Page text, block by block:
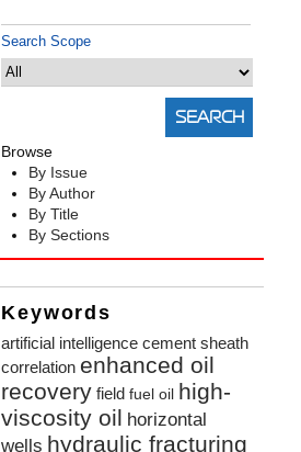
Search Scope
Browse
By Issue
By Author
By Title
By Sections
Keywords
artificial intelligence cement sheath
correlation enhanced oil
recovery field fuel oil high-
viscosity oil horizontal
wells hydraulic fracturing